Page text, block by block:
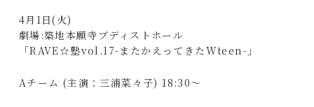
4月1日(火)
劇場:築地本願寺ブディストホール
「RAVE☆塾vol.17-またかえってきたWteen-」
Aチーム (主演：三浦菜々子) 18:30〜